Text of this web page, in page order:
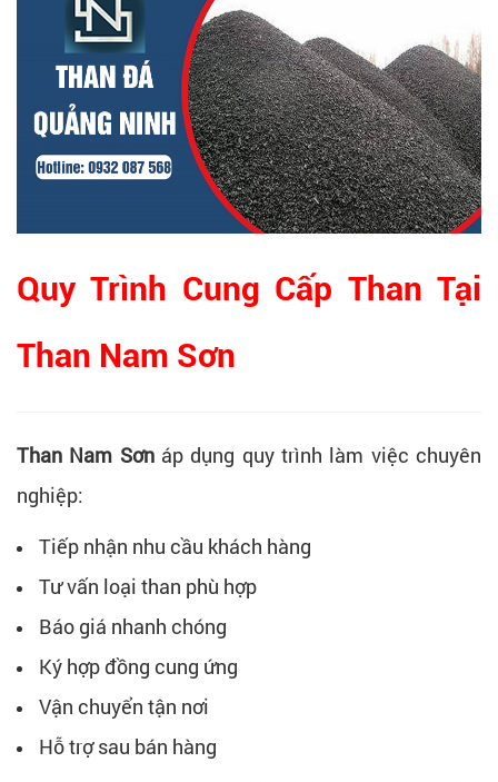
Quy Trình Cung Cấp Than Tại
Than Nam Sơn
Than Nam Sơn áp dụng quy trình làm việc chuyên
nghiệp:
Tiếp nhận nhu cầu khách hàng
Tư vấn loại than phù hợp
Báo giá nhanh chóng
Ký hợp đồng cung ứng
Vận chuyển tận nơi
Hỗ trợ sau bán hàng